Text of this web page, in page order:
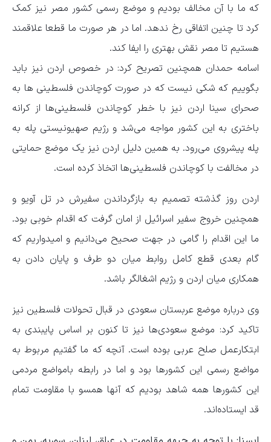
که ما با آن مخالف بودیم و موضع رسمی کشور مصر نیز کمک
کرد تا چنین اتفاقی رخ ندهد. اما در هر صورت ما قطعا علاقمند
هستیم تا مصر نقش بهتری را ایفا کند.
اسامه حمدان همچنین تصریح کرد: در خصوص اردن نیز باید
بگوییم که شکی نیست که در صورت کوچاندن فلسطینی ها به
صحرای سینا اردن نیز با خطر کوچاندن فلسطینی‌ها از کرانه
باختری به این کشور مواجه می‌شد و رژیم صهیونیستی پله به
پله پیشروی می‌رود. به همین دلیل اردن نیز یک موضع حمایتی
در مخالفت با کوچاندن فلسطینی‌ها اتخاذ کرده است.
اردن روز گذشته تصمیم به بازگرداندن سفیرش در تل آویو و
همچنین خروج سفیر اسرائیل از امان گرفت که اقدام خوبی بود.
ما این اقدام را گامی در جهت صحیح می‌دانیم و امیدواریم که
گام بعدی قطع کامل روابط میان دو طرف و پایان دادن به
همکاری میان اردن و رژیم اشغالگر باشد.
وی درباره موضع عربستان سعودی در قبال تحولات فلسطین نیز
تاکید کرد: موضع سعودی‌ها نیز تا کنون بر اساس پایبندی به
ابتکارعمل صلح عربی بوده است. آنچه که ما گفتیم مربوط به
مواضع رسمی این کشورها بود و اما در رابطه بامواضع مردمی
این کشورها همه شاهد بودیم که آنها همسو با مقاومت تمام
قد ایستاده‌اند.